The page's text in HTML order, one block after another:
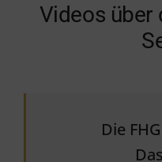
Videos über
Die